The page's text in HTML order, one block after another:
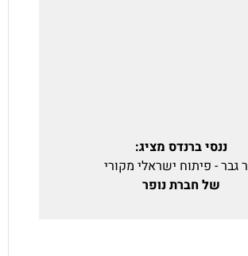
ננסי ברנדס מציג:
גבר - פיתוח ישראלי מקורי
של חברת נופר